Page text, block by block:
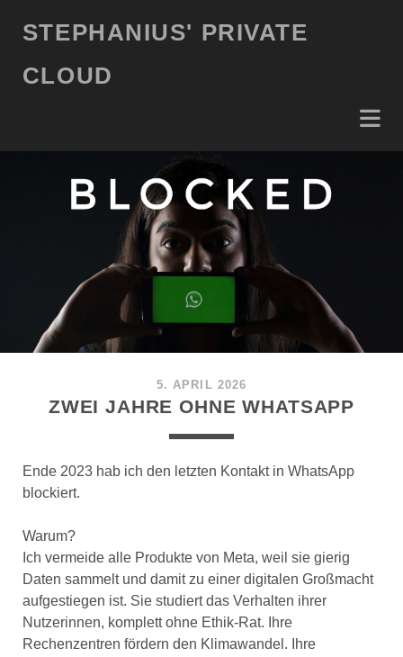
STEPHANIUS' PRIVATE
CLOUD
5. APRIL 2026
ZWEI JAHRE OHNE WHATSAPP
Ende 2023 hab ich den letzten Kontakt in WhatsApp
blockiert.
Warum?
Ich vermeide alle Produkte von Meta, weil sie gierig
Daten sammelt und damit zu einer digitalen Großmacht
aufgestiegen ist. Sie studiert das Verhalten ihrer
Nutzerinnen, komplett ohne Ethik-Rat. Ihre
Rechenzentren fördern den Klimawandel. Ihre